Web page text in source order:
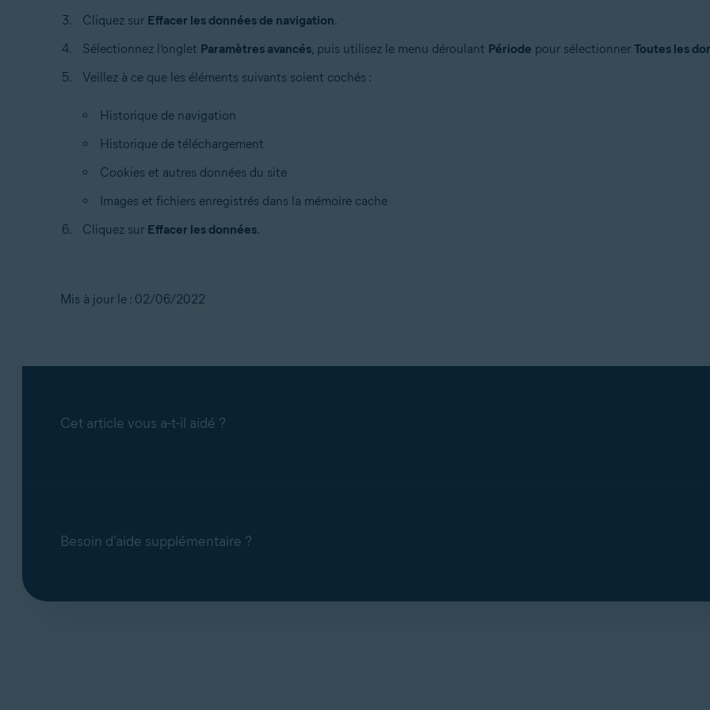
Cliquez sur Effacer les données de navigation.
Sélectionnez l’onglet Paramètres avancés, puis utilisez le menu déroulant Période pour sélectionner Toutes les
Veillez à ce que les éléments suivants soient cochés :
Historique de navigation
Historique de téléchargement
Cookies et autres données du site
Images et fichiers enregistrés dans la mémoire cache
Cliquez sur Effacer les données.
Mis à jour le : 02/06/2022
Cet article vous a-t-il aidé ?
Besoin d’aide supplémentaire ?